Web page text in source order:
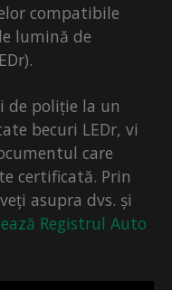
compatibile
lumină de
de poliție la un
becuri LEDr, vi
care
certificată. Prin
asupra dvs. și
Registrul Auto